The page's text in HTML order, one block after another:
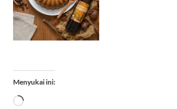
Menyukai ini:
Memuat...